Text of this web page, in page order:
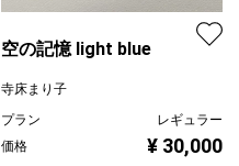
空の記憶 light blue
寺床まり子
プラン
レギュラー
価格
¥ 30,000